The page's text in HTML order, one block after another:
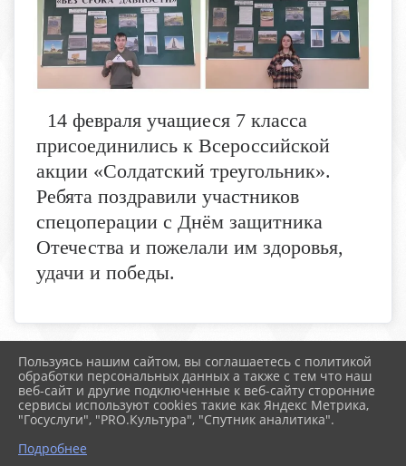
14 февраля учащиеся 7 класса
присоединились к Всероссийской
акции «Солдатский треугольник».
Ребята поздравили участников
спецоперации с Днём защитника
Отечества и пожелали им здоровья,
удачи и победы.
2026 г. boldschool-rostov.ru
Вход
Карта сайта
Политика обработки персональных данных
Сделано на KubCMS
Пользуясь нашим сайтом, вы соглашаетесь с политикой
обработки персональных данных а также с тем что наш
веб-сайт и другие подключенные к веб-сайту сторонние
сервисы используют cookies такие как Яндекс Метрика,
"Госуслуги", "PRO.Культура", "Спутник аналитика".
Подробнее